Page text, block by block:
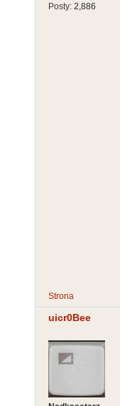
Posty: 2,886
Strona
uicr0Bee